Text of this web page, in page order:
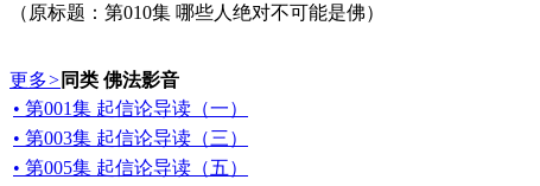
（原标题：第010集 哪些人绝对不可能是佛）
更多> 同类 佛法影音
• 第001集 起信论导读（一）
• 第003集 起信论导读（三）
• 第005集 起信论导读（五）